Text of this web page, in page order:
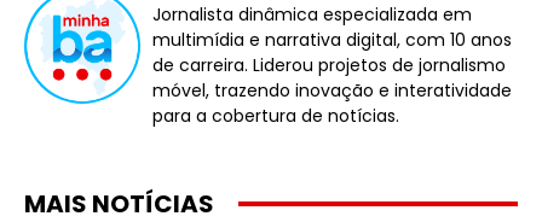
Jornalista dinâmica especializada em
multimídia e narrativa digital, com 10 anos
de carreira. Liderou projetos de jornalismo
móvel, trazendo inovação e interatividade
para a cobertura de notícias.
MAIS NOTÍCIAS